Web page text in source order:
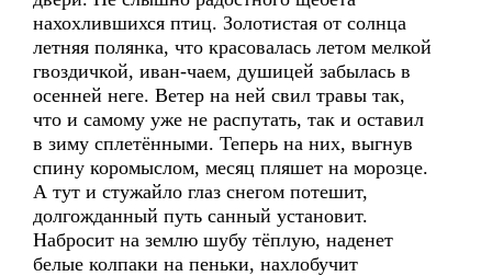
нахохлившихся птиц. Золотистая от солнца
летняя полянка, что красовалась летом мелкой
гвоздичкой, иван-чаем, душицей забылась в
осенней неге. Ветер на ней свил травы так,
что и самому уже не распутать, так и оставил
в зиму сплетёнными. Теперь на них, выгнув
спину коромыслом, месяц пляшет на морозце.
А тут и стужайло глаз снегом потешит,
долгожданный путь санный установит.
Набросит на землю шубу тёплую, наденет
белые колпаки на пеньки, нахлобучит